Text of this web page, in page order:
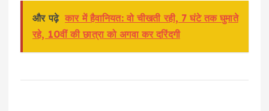
और पढ़े कार में हैवानियत: वो चीखती रही, 7 घंटे तक घुमाते
रहे, 10वीं की छात्रा को अगवा कर दरिंदगी